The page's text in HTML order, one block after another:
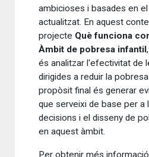
ambicioses i basades en
actualitzat. En aquest
projecte Què funciona
Àmbit de pobresa infantil
és analitzar l'efectivitat de
dirigides a reduir la
propòsit final és generar
que serveixi de base per a
decisions i el disseny de
en aquest àmbit.
Per obtenir més